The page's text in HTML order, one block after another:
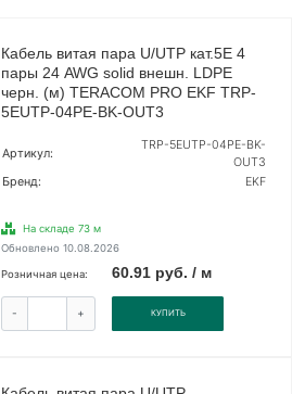
Кабель витая пара U/UTP кат.5E 4
пары 24 AWG solid внешн. LDPE
черн. (м) TERACOM PRO EKF TRP-
5EUTP-04PE-BK-OUT3
Артикул:
TRP-5EUTP-04PE-BK-
OUT3
Бренд:
EKF
На складе 73 м
Обновлено 10.08.2026
Розничная цена: 60.91 руб. / м
- + КУПИТЬ